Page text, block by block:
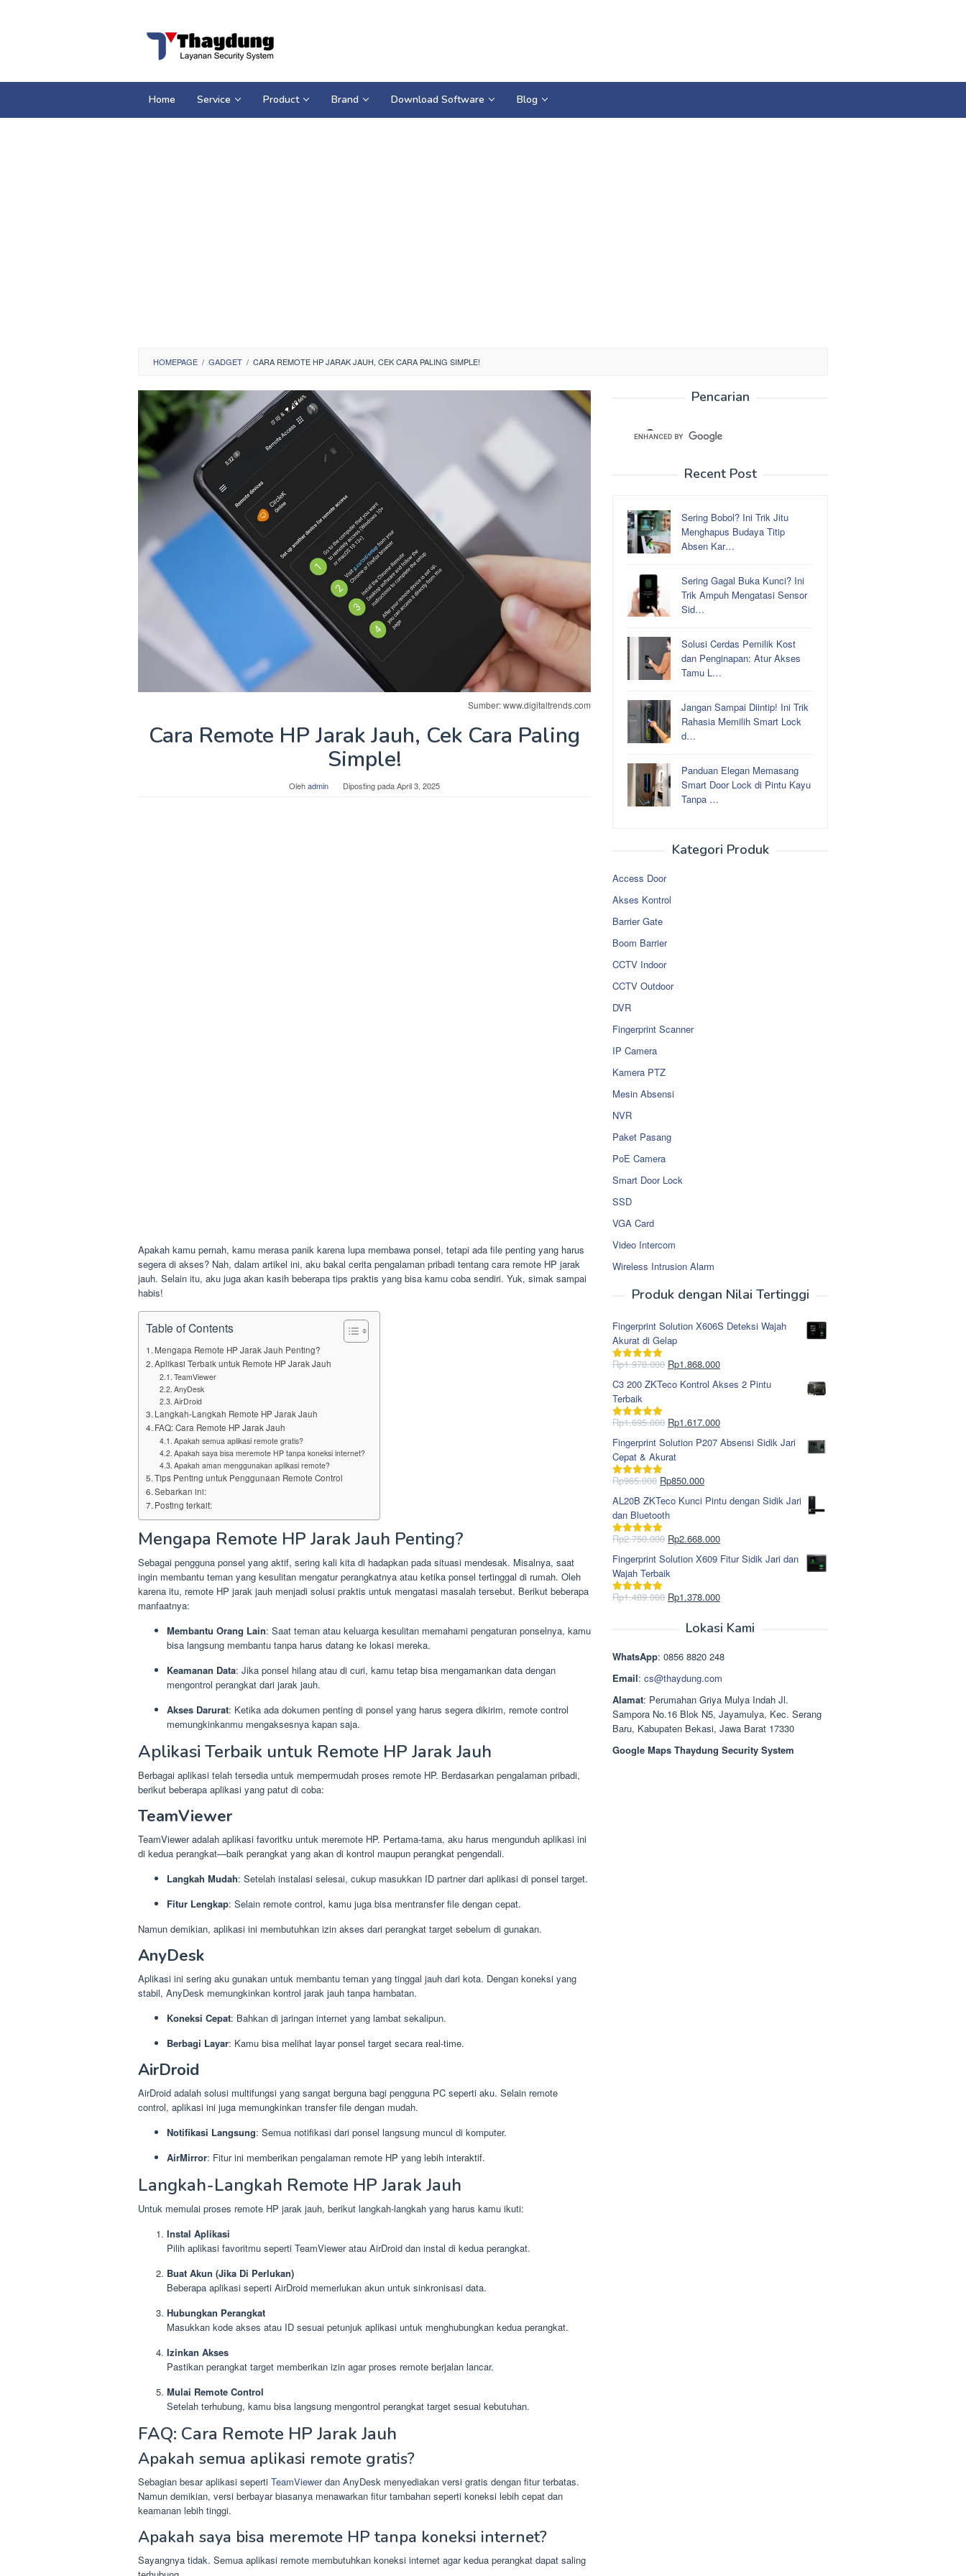
Home Service Product Brand Download Software Blog
HOMEPAGE / GADGET / CARA REMOTE HP JARAK JAUH, CEK CARA PALING SIMPLE!
Sumber: www.digitaltrends.com
Cara Remote HP Jarak Jauh, Cek Cara Paling
Simple!
Olehadmin Diposting padaApril 3, 2025
Apakah kamu pernah, kamu merasa panik karena lupa membawa ponsel, tetapi ada file penting yang harus
segera di akses? Nah, dalam artikel ini, aku bakal cerita pengalaman pribadi tentang cara remote HP jarak
jauh. Selain itu, aku juga akan kasih beberapa tips praktis yang bisa kamu coba sendiri. Yuk, simak sampai
habis!
Table of Contents
Mengapa Remote HP Jarak Jauh Penting?
Aplikasi Terbaik untuk Remote HP Jarak Jauh
TeamViewer
AnyDesk
AirDroid
Langkah-Langkah Remote HP Jarak Jauh
FAQ: Cara Remote HP Jarak Jauh
Apakah semua aplikasi remote gratis?
Apakah saya bisa meremote HP tanpa koneksi internet?
Apakah aman menggunakan aplikasi remote?
Tips Penting untuk Penggunaan Remote Control
Sebarkan ini:
Posting terkait:
Mengapa Remote HP Jarak Jauh Penting?
Sebagai pengguna ponsel yang aktif, sering kali kita di hadapkan pada situasi mendesak. Misalnya, saat
ingin membantu teman yang kesulitan mengatur perangkatnya atau ketika ponsel tertinggal di rumah. Oleh
karena itu, remote HP jarak jauh menjadi solusi praktis untuk mengatasi masalah tersebut. Berikut beberapa
manfaatnya:
Membantu Orang Lain: Saat teman atau keluarga kesulitan memahami pengaturan ponselnya, kamu
bisa langsung membantu tanpa harus datang ke lokasi mereka.
Keamanan Data: Jika ponsel hilang atau di curi, kamu tetap bisa mengamankan data dengan
mengontrol perangkat dari jarak jauh.
Akses Darurat: Ketika ada dokumen penting di ponsel yang harus segera dikirim, remote control
memungkinkanmu mengaksesnya kapan saja.
Aplikasi Terbaik untuk Remote HP Jarak Jauh
Berbagai aplikasi telah tersedia untuk mempermudah proses remote HP. Berdasarkan pengalaman pribadi,
berikut beberapa aplikasi yang patut di coba:
TeamViewer
TeamViewer adalah aplikasi favoritku untuk meremote HP. Pertama-tama, aku harus mengunduh aplikasi ini
di kedua perangkat—baik perangkat yang akan di kontrol maupun perangkat pengendali.
Langkah Mudah: Setelah instalasi selesai, cukup masukkan ID partner dari aplikasi di ponsel target.
Fitur Lengkap: Selain remote control, kamu juga bisa mentransfer file dengan cepat.
Namun demikian, aplikasi ini membutuhkan izin akses dari perangkat target sebelum di gunakan.
AnyDesk
Aplikasi ini sering aku gunakan untuk membantu teman yang tinggal jauh dari kota. Dengan koneksi yang
stabil, AnyDesk memungkinkan kontrol jarak jauh tanpa hambatan.
Koneksi Cepat: Bahkan di jaringan internet yang lambat sekalipun.
Berbagi Layar: Kamu bisa melihat layar ponsel target secara real-time.
AirDroid
AirDroid adalah solusi multifungsi yang sangat berguna bagi pengguna PC seperti aku. Selain remote
control, aplikasi ini juga memungkinkan transfer file dengan mudah.
Notifikasi Langsung: Semua notifikasi dari ponsel langsung muncul di komputer.
AirMirror: Fitur ini memberikan pengalaman remote HP yang lebih interaktif.
Langkah-Langkah Remote HP Jarak Jauh
Untuk memulai proses remote HP jarak jauh, berikut langkah-langkah yang harus kamu ikuti:
Instal Aplikasi
Pilih aplikasi favoritmu seperti TeamViewer atau AirDroid dan instal di kedua perangkat.
Buat Akun (Jika Di Perlukan)
Beberapa aplikasi seperti AirDroid memerlukan akun untuk sinkronisasi data.
Hubungkan Perangkat
Masukkan kode akses atau ID sesuai petunjuk aplikasi untuk menghubungkan kedua perangkat.
Izinkan Akses
Pastikan perangkat target memberikan izin agar proses remote berjalan lancar.
Mulai Remote Control
Setelah terhubung, kamu bisa langsung mengontrol perangkat target sesuai kebutuhan.
FAQ: Cara Remote HP Jarak Jauh
Apakah semua aplikasi remote gratis?
Sebagian besar aplikasi seperti TeamViewerdan AnyDesk menyediakan versi gratis dengan fitur terbatas.
Namun demikian, versi berbayar biasanya menawarkan fitur tambahan seperti koneksi lebih cepat dan
keamanan lebih tinggi.
Apakah saya bisa meremote HP tanpa koneksi internet?
Sayangnya tidak. Semua aplikasi remote membutuhkan koneksi internet agar kedua perangkat dapat saling
Pencarian
Recent Post
Sering Bobol? Ini Trik Jitu
Menghapus Budaya Titip
Absen Kar…
Sering Gagal Buka Kunci? Ini
Trik Ampuh Mengatasi Sensor
Sid…
Solusi Cerdas Pemilik Kost
dan Penginapan: Atur Akses
Tamu L…
Jangan Sampai Diintip! Ini Trik
Rahasia Memilih Smart Lock
d…
Panduan Elegan Memasang
Smart Door Lock di Pintu Kayu
Tanpa …
Kategori Produk
Access Door
Akses Kontrol
Barrier Gate
Boom Barrier
CCTV Indoor
CCTV Outdoor
DVR
Fingerprint Scanner
IP Camera
Kamera PTZ
Mesin Absensi
NVR
Paket Pasang
PoE Camera
Smart Door Lock
SSD
VGA Card
Video Intercom
Wireless Intrusion Alarm
Produk dengan Nilai Tertinggi
Fingerprint Solution X606S Deteksi Wajah
Akurat di Gelap
Dinilai5.00
Rp1.978.000 Harga
aslinya
adalah:
Rp1.868.000Harga
saat
ini
Rp1.868.000.
C3 200 ZKTeco Kontrol Akses 2 Pintu
Terbaik
Dinilai5.00
Rp1.695.000 Harga
aslinya
adalah:
Rp1.695.000.
Rp1.617.000Harga
saat
ini
Fingerprint Solution P207 Absensi Sidik Jari
Cepat & Akurat
Dinilai5.00
Rp965.000 Harga
aslinya
adalah:
Rp965.000.
Rp850.000Harga
saat
ini
Rp850.000.
AL20B ZKTeco Kunci Pintu dengan Sidik Jari
dan Bluetooth
Dinilai5.00
Rp2.750.000 Harga
aslinya
adalah:
Rp2.750.000.
Rp2.668.000Harga
saat
ini
Rp2.668.000.
Fingerprint Solution X609 Fitur Sidik Jari dan
Wajah Terbaik
Dinilai5.00
Rp1.489.000 Harga
adalah:
Rp1.378.000Harga
ini
Rp1.378.000.
Lokasi Kami
WhatsApp: 0856 8820 248
Email: cs@thaydung.com
Alamat: Perumahan Griya Mulya Indah Jl.
Sampora No.16 Blok N5, Jayamulya, Kec. Serang
Baru, Kabupaten Bekasi, Jawa Barat 17330
Google Maps Thaydung Security System